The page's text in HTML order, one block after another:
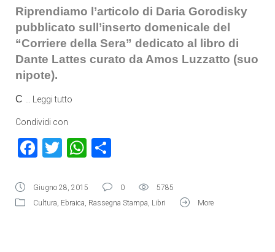
Riprendiamo l’articolo di Daria Gorodisky
pubblicato sull’inserto domenicale del
“Corriere della Sera” dedicato al libro di
Dante Lattes curato da Amos Luzzatto (suo
nipote).
C … Leggi tutto
Condividi con
Facebook
TwitterWhatsApp
Giugno 28, 2015 0
5785
Cultura, Ebraica, Rassegna Stampa, Libri More